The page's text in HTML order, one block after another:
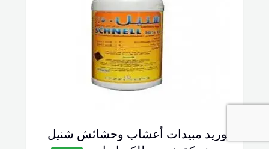
توريد مبيدات أعشاب وحشائش شنيل